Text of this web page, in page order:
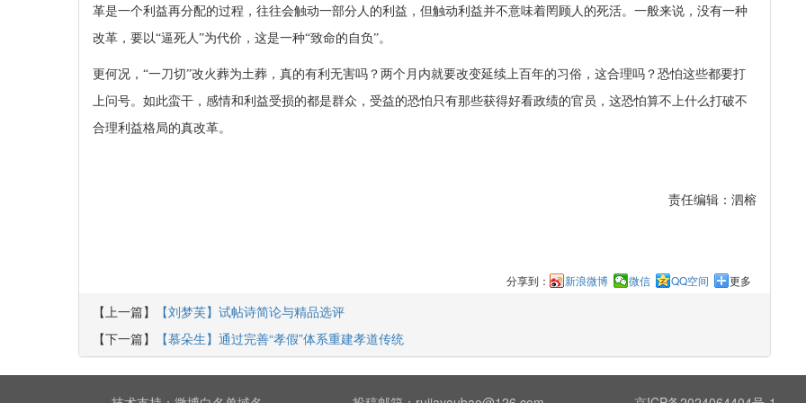
革是一个利益再分配的过程，往往会触动一部分人的利益，但触动利益并不意味着罔顾人的死活。一般来说，没有一种
改革，要以“逼死人”为代价，这是一种“致命的自负”。
更何况，“一刀切”改火葬为土葬，真的有利无害吗？两个月内就要改变延续上百年的习俗，这合理吗？恐怕这些都要打
上问号。如此蛮干，感情和利益受损的都是群众，受益的恐怕只有那些获得好看政绩的官员，这恐怕算不上什么打破不
合理利益格局的真改革。
责任编辑： 泗榕
分享到： 新浪微博 微信 QQ空间 更多
【上一篇】
【刘梦芙】试帖诗简论与精品选评
【下一篇】
【慕朵生】通过完善“孝假”体系重建孝道传统